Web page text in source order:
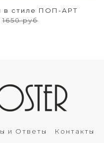
в стиле ПОП-АРТ
1650 руб
и Ответы
Контакты